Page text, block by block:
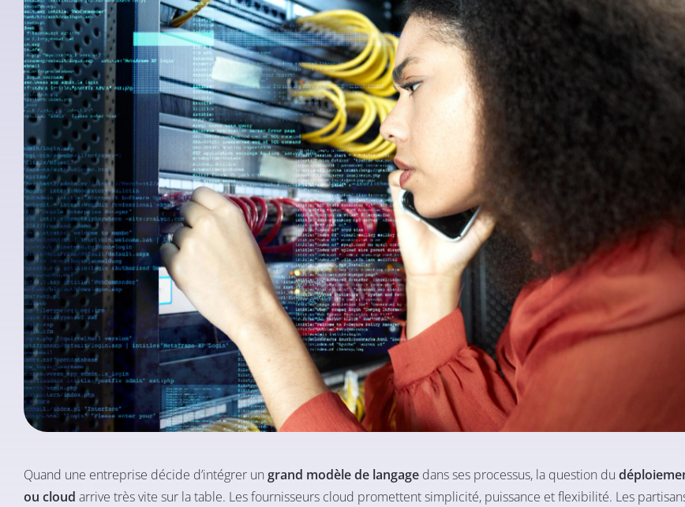
Quand une entreprise décide d’intégrer un grand modèle de langage dans ses processus, la question du
ou cloud arrive très vite sur la table. Les fournisseurs cloud promettent simplicité, puissance et flexibilité. Les